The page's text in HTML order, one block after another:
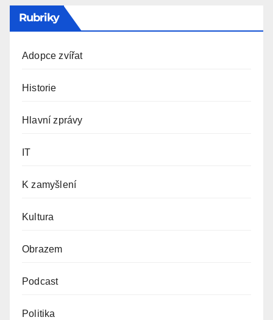
Rubriky
Adopce zvířat
Historie
Hlavní zprávy
IT
K zamyšlení
Kultura
Obrazem
Podcast
Politika